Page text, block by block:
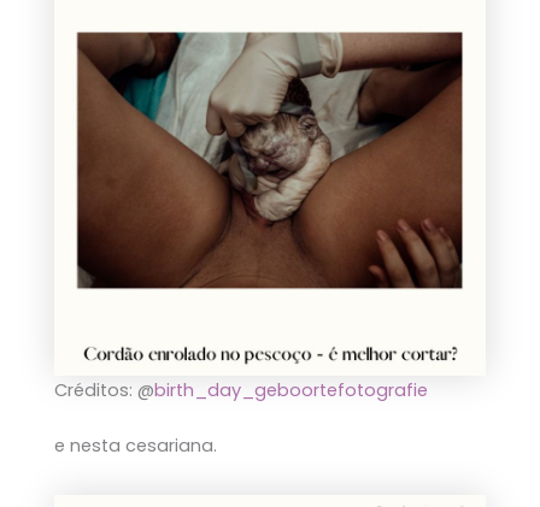
Créditos: @birth_day_geboortefotografie
e nesta cesariana.